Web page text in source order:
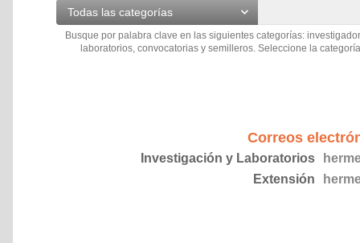
Todas las categorías
Busque por palabra clave en las siguientes categorías:
laboratorios, convocatorias y semilleros. Seleccione la
Correos
Investigación y Laboratorios
Extensión